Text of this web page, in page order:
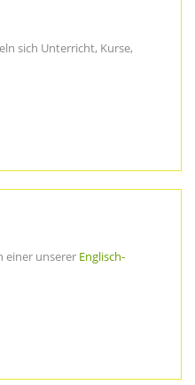
sich Unterricht, Kurse,
einer unserer Englisch-